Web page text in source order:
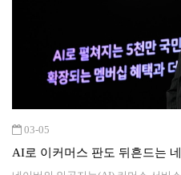
03-05
AI로 이커머스 판도 뒤흔드는